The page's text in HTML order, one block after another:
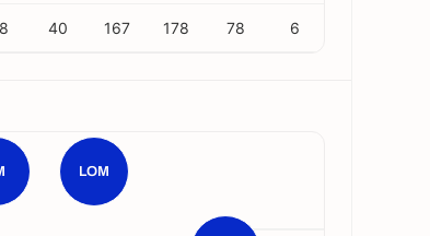
40 167 178 78 6
LOM